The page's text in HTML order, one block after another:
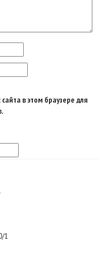
в этом браузере для